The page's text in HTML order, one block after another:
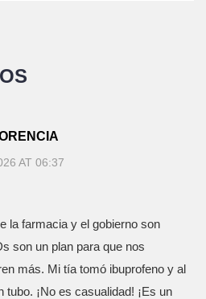
AT 06:37
la farmacia y el gobierno son
son un plan para que nos
más. Mi tía tomó ibuprofeno y al
tubo. ¡No es casualidad! ¡Es un